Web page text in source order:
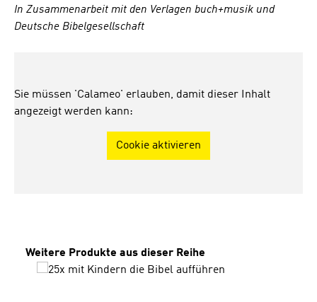
In Zusammenarbeit mit den Verlagen buch+musik und
Deutsche Bibelgesellschaft
Sie müssen 'Calameo' erlauben, damit dieser Inhalt
angezeigt werden kann:
Cookie aktivieren
Produktgalerie überspringen
Weitere Produkte aus dieser Reihe